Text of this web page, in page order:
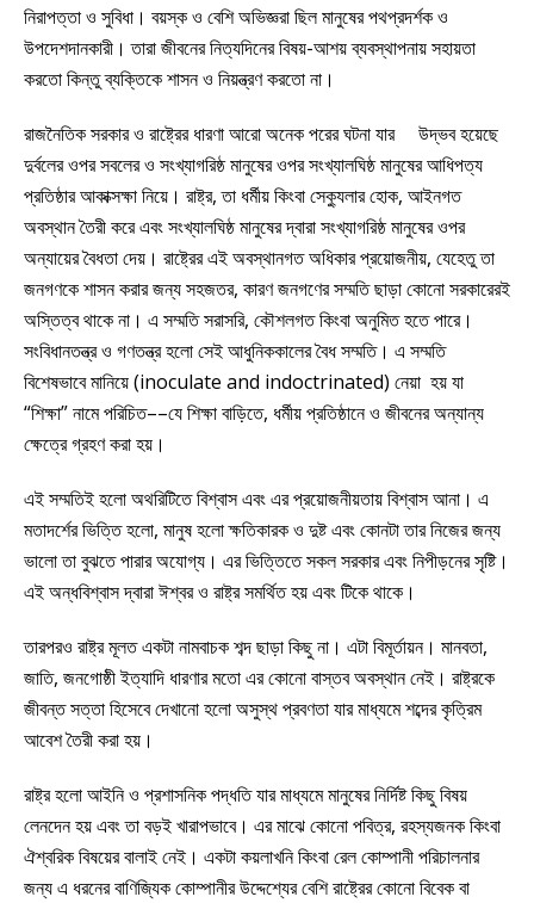
নিরাপত্তা ও সুবিধা। বয়স্ক ও বেশি অভিজ্ঞরা ছিল মানুষের পথপ্রদর্শক ও
উপদেশদানকারী। তারা জীবনের নিত্যদিনের বিষয়-আশয় ব্যবস্থাপনায় সহায়তা
করতো কিন্তু ব্যক্তিকে শাসন ও নিয়ন্ত্রণ করতো না।
রাজনৈতিক সরকার ও রাষ্ট্রের ধারণা আরো অনেক পরের ঘটনা যার উদ্ভব হয়েছে
দুর্বলের ওপর সবলের ও সংখ্যাগরিষ্ঠ মানুষের ওপর সংখ্যালঘিষ্ঠ মানুষের আধিপত্য
প্রতিষ্ঠার আকাক্সক্ষা নিয়ে। রাষ্ট্র, তা ধর্মীয় কিংবা সেক্যুলার হোক, আইনগত
অবস্থান তৈরী করে এবং সংখ্যালঘিষ্ঠ মানুষের দ্বারা সংখ্যাগরিষ্ঠ মানুষের ওপর
অন্যায়ের বৈধতা দেয়। রাষ্ট্রের এই অবস্থানগত অধিকার প্রয়োজনীয়, যেহেতু তা
জনগণকে শাসন করার জন্য সহজতর, কারণ জনগণের সম্মতি ছাড়া কোনো সরকারেরই
অস্তিত্ব থাকে না। এ সম্মতি সরাসরি, কৌশলগত কিংবা অনুমিত হতে পারে।
সংবিধানতন্ত্র ও গণতন্ত্র হলো সেই আধুনিককালের বৈধ সম্মতি। এ সম্মতি
বিশেষভাবে মানিয়ে (inoculate and indoctrinated) নেয়া হয় যা
“শিক্ষা” নামে পরিচিত––যে শিক্ষা বাড়িতে, ধর্মীয় প্রতিষ্ঠানে ও জীবনের অন্যান্য
ক্ষেত্রে গ্রহণ করা হয়।
এই সম্মতিই হলো অথরিটিতে বিশ্বাস এবং এর প্রয়োজনীয়তায় বিশ্বাস আনা। এ
মতাদর্শের ভিত্তি হলো, মানুষ হলো ক্ষতিকারক ও দুষ্ট এবং কোনটা তার নিজের জন্য
ভালো তা বুঝতে পারার অযোগ্য। এর ভিত্তিতে সকল সরকার এবং নিপীড়নের সৃষ্টি।
এই অন্ধবিশ্বাস দ্বারা ঈশ্বর ও রাষ্ট্র সমর্থিত হয় এবং টিকে থাকে।
তারপরও রাষ্ট্র মূলত একটা নামবাচক শব্দ ছাড়া কিছু না। এটা বিমূর্তায়ন। মানবতা,
জাতি, জনগোষ্ঠী ইত্যাদি ধারণার মতো এর কোনো বাস্তব অবস্থান নেই। রাষ্ট্রকে
জীবন্ত সত্তা হিসেবে দেখানো হলো অসুস্থ প্রবণতা যার মাধ্যমে শব্দের কৃত্রিম
আবেশ তৈরী করা হয়।
রাষ্ট্র হলো আইনি ও প্রশাসনিক পদ্ধতি যার মাধ্যমে মানুষের নির্দিষ্ট কিছু বিষয়
লেনদেন হয় এবং তা বড়ই খারাপভাবে। এর মাঝে কোনো পবিত্র, রহস্যজনক কিংবা
ঐশ্বরিক বিষয়ের বালাই নেই। একটা কয়লাখনি কিংবা রেল কোম্পানী পরিচালনার
জন্য এ ধরনের বাণিজ্যিক কোম্পানীর উদ্দেশ্যের বেশি রাষ্ট্রের কোনো বিবেক বা